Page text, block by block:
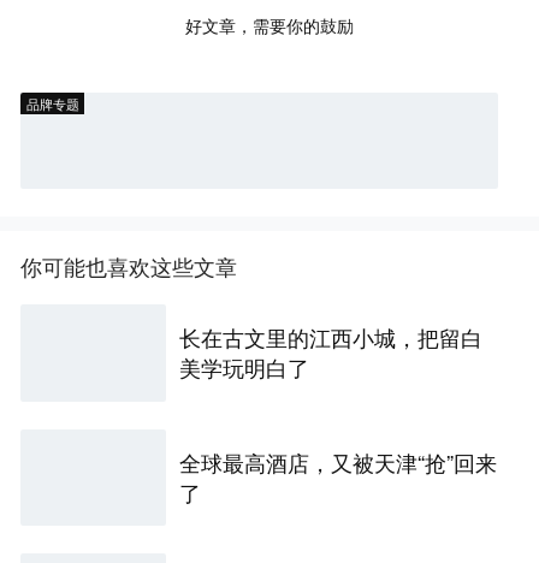
好文章，需要你的鼓励
品牌专题
你可能也喜欢这些文章
长在古文里的江西小城，把留白
美学玩明白了
全球最高酒店，又被天津“抢”回来
了